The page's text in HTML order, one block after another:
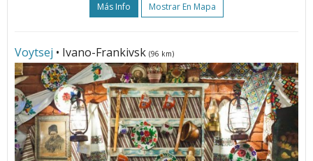
Más Info Mostrar En Mapa
Voytsej • Ivano-Frankivsk (96 km)